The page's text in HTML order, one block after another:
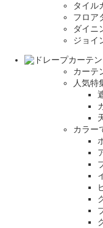
タイル
フロア
ダイニ
ジョイ
カーテ
人気特
カラー